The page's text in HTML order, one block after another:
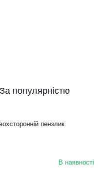
За популярністю
пензлик
В наявності